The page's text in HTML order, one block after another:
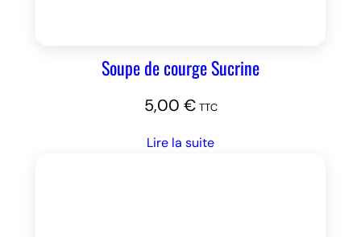
Soupe de courge Sucrine
5,00 € TTC
Lire la suite